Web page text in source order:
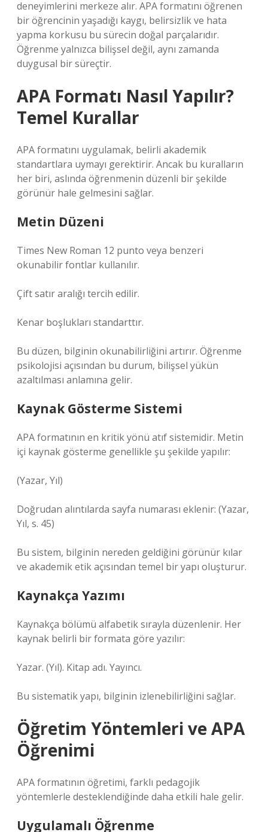
deneyimlerini merkeze alır. APA formatını öğrenen
bir öğrencinin yaşadığı kaygı, belirsizlik ve hata
yapma korkusu bu sürecin doğal parçalarıdır.
Öğrenme yalnızca bilişsel değil, aynı zamanda
duygusal bir süreçtir.
APA Formatı Nasıl Yapılır?
Temel Kurallar
APA formatını uygulamak, belirli akademik
standartlara uymayı gerektirir. Ancak bu kuralların
her biri, aslında öğrenmenin düzenli bir şekilde
görünür hale gelmesini sağlar.
Metin Düzeni
Times New Roman 12 punto veya benzeri
okunabilir fontlar kullanılır.
Çift satır aralığı tercih edilir.
Kenar boşlukları standarttır.
Bu düzen, bilginin okunabilirliğini artırır. Öğrenme
psikolojisi açısından bu durum, bilişsel yükün
azaltılması anlamına gelir.
Kaynak Gösterme Sistemi
APA formatının en kritik yönü atıf sistemidir. Metin
içi kaynak gösterme genellikle şu şekilde yapılır:
(Yazar, Yıl)
Doğrudan alıntılarda sayfa numarası eklenir: (Yazar,
Yıl, s. 45)
Bu sistem, bilginin nereden geldiğini görünür kılar
ve akademik etik açısından temel bir yapı oluşturur.
Kaynakça Yazımı
Kaynakça bölümü alfabetik sırayla düzenlenir. Her
kaynak belirli bir formata göre yazılır:
Yazar. (Yıl). Kitap adı. Yayıncı.
Bu sistematik yapı, bilginin izlenebilirliğini sağlar.
Öğretim Yöntemleri ve APA
Öğrenimi
APA formatının öğretimi, farklı pedagojik
yöntemlerle desteklendiğinde daha etkili hale gelir.
Uygulamalı Öğrenme